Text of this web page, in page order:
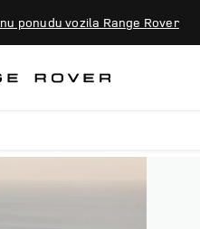
ponudu vozila Range Rover